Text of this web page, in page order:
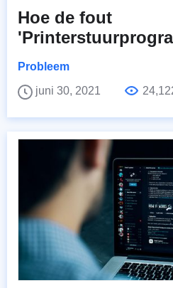
Hoe de fout
Probleem
juni 30, 2021